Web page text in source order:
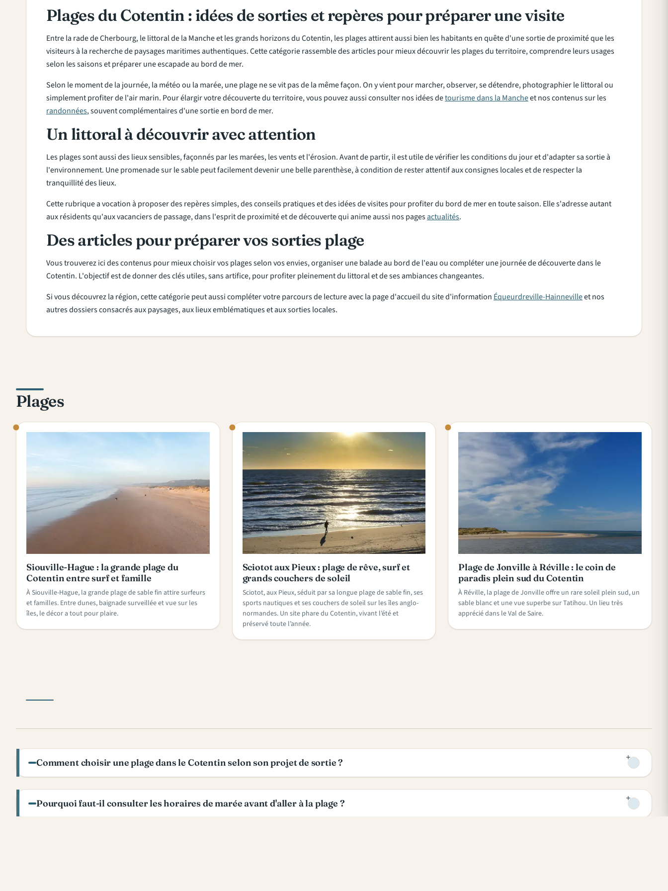
Plages du Cotentin : idées de sorties et repères pour préparer une visite
Entre la rade de Cherbourg, le littoral de la Manche et les grands horizons du Cotentin, les plages attirent aussi bien les habitants en quête d'une sortie de proximité que les
visiteurs à la recherche de paysages maritimes authentiques. Cette catégorie rassemble des articles pour mieux découvrir les plages du territoire, comprendre leurs usages
selon les saisons et préparer une escapade au bord de mer.
Selon le moment de la journée, la météo ou la marée, une plage ne se vit pas de la même façon. On y vient pour marcher, observer, se détendre, photographier le littoral ou
simplement profiter de l'air marin. Pour élargir votre découverte du territoire, vous pouvez aussi consulter nos idées detourisme dans la Mancheet nos contenus sur les
randonnées, souvent complémentaires d'une sortie en bord de mer.
Un littoral à découvrir avec attention
Les plages sont aussi des lieux sensibles, façonnés par les marées, les vents et l'érosion. Avant de partir, il est utile de vérifier les conditions du jour et d'adapter sa sortie à
l'environnement. Une promenade sur le sable peut facilement devenir une belle parenthèse, à condition de rester attentif aux consignes locales et de respecter la
tranquillité des lieux.
Cette rubrique a vocation à proposer des repères simples, des conseils pratiques et des idées de visites pour profiter du bord de mer en toute saison. Elle s'adresse autant
aux résidents qu'aux vacanciers de passage, dans l'esprit de proximité et de découverte qui anime aussi nos pagesactualités.
Des articles pour préparer vos sorties plage
Vous trouverez ici des contenus pour mieux choisir vos plages selon vos envies, organiser une balade au bord de l'eau ou compléter une journée de découverte dans le
Cotentin. L'objectif est de donner des clés utiles, sans artifice, pour profiter pleinement du littoral et de ses ambiances changeantes.
Si vous découvrez la région, cette catégorie peut aussi compléter votre parcours de lecture avec la page d'accueil du site d'information Équeurdreville-Hainnevilleet nos
autres dossiers consacrés aux paysages, aux lieux emblématiques et aux sorties locales.
Plages
Siouville-Hague : la grande plage du
Cotentin entre surf et famille
À Siouville-Hague, la grande plage de sable fin attire surfeurs
et familles. Entre dunes, baignade surveillée et vue sur les
îles, le décor a tout pour plaire.
Sciotot aux Pieux : plage de rêve, surf et
grands couchers de soleil
Sciotot, aux Pieux, séduit par sa longue plage de sable fin, ses
sports nautiques et ses couchers de soleil sur les îles anglo-
normandes. Un site phare du Cotentin, vivant l’été et
préservé toute l’année.
Plage de Jonville à Réville : le coin de
paradis plein sud du Cotentin
À Réville, la plage de Jonville offre un rare soleil plein sud, un
sable blanc et une vue superbe sur Tatihou. Un lieu très
apprécié dans le Val de Saire.
Comment choisir une plage dans le Cotentin selon son projet de sortie ?
Pourquoi faut-il consulter les horaires de marée avant d'aller à la plage ?